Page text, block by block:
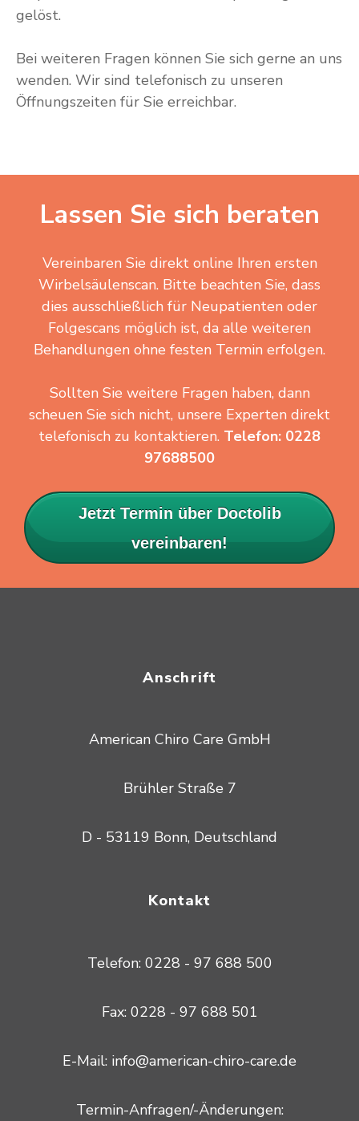
gelöst.
Bei weiteren Fragen können Sie sich gerne an uns
wenden. Wir sind telefonisch zu unseren
Öffnungszeiten für Sie erreichbar.
Lassen Sie sich beraten
Vereinbaren Sie direkt online Ihren ersten
Wirbelsäulenscan. Bitte beachten Sie, dass
dies ausschließlich für Neupatienten oder
Folgescans möglich ist, da alle weiteren
Behandlungen ohne festen Termin erfolgen.
Sollten Sie weitere Fragen haben, dann
scheuen Sie sich nicht, unsere Experten direkt
telefonisch zu kontaktieren. Telefon: 0228
97688500
Jetzt Termin über Doctolib
vereinbaren!
Anschrift
American Chiro Care GmbH
Brühler Straße 7
D - 53119 Bonn, Deutschland
Kontakt
Telefon: 0228 - 97 688 500
Fax: 0228 - 97 688 501
E-Mail: info@american-chiro-care.de
Termin-Anfragen/-Änderungen: